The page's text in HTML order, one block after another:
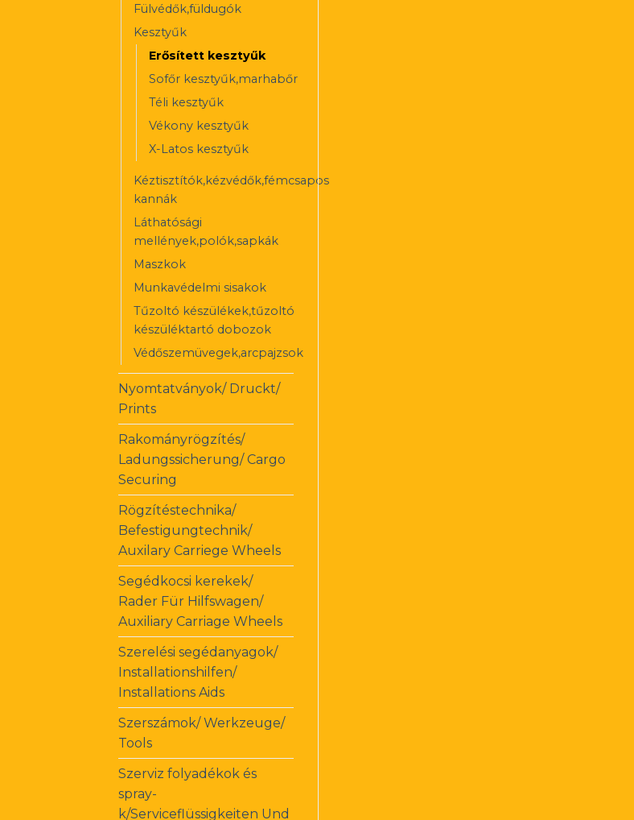
Fülvédők,füldugók
Kesztyűk
Erősített kesztyűk
Sofőr kesztyűk,marhabőr
Téli kesztyűk
Vékony kesztyűk
X-Latos kesztyűk
Kéztisztítók,kézvédők,fémcsapos
kannák
Láthatósági
mellények,polók,sapkák
Maszkok
Munkavédelmi sisakok
Tűzoltó készülékek,tűzoltó
készüléktartó dobozok
Védőszemüvegek,arcpajzsok
Nyomtatványok/ Druckt/
Prints
Rakományrögzítés/
Ladungssicherung/ Cargo
Securing
Rögzítéstechnika/
Befestigungtechnik/
Auxilary Carriege Wheels
Segédkocsi kerekek/
Rader Für Hilfswagen/
Auxiliary Carriage Wheels
Szerelési segédanyagok/
Installationshilfen/
Installations Aids
Szerszámok/ Werkzeuge/
Tools
Szerviz folyadékok és
spray-
k/Serviceflüssigkeiten Und